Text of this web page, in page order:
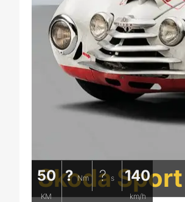
Skoda Sport
50
KM
? Nm ?s 140
km/h